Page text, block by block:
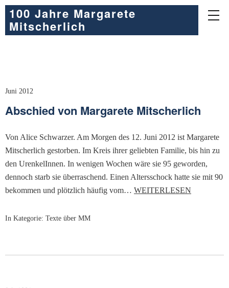
100 Jahre Margarete
Mitscherlich
Juni 2012
Abschied von Margarete Mitscherlich
Von Alice Schwarzer. Am Morgen des 12. Juni 2012 ist Margarete
Mitscherlich gestorben. Im Kreis ihrer geliebten Familie, bis hin zu
den UrenkelInnen. In wenigen Wochen wäre sie 95 geworden,
dennoch starb sie überraschend. Einen Altersschock hatte sie mit 90
bekommen und plötzlich häufig vom… WEITERLESEN
In Kategorie: Texte über MM